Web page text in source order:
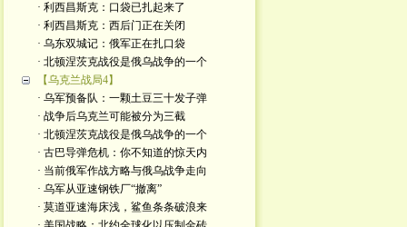
· 利西昌斯克：口袋已扎起来了
· 利西昌斯克：西后门正在关闭
· 乌东双城记：俄军正在扎口袋
· 北顿涅茨克战役是俄乌战争的一个
【乌克兰战局4】
· 乌军预备队：一颗土豆三十发子弹
· 战争后乌克兰可能被分为三截
· 北顿涅茨克战役是俄乌战争的一个
· 古巴导弹危机：你不知道的惊天内
· 当前俄军作战方略与俄乌战争走向
· 乌军从亚速钢铁厂“撤离”
· 莫道亚速海床浅，鲨鱼条条破浪来